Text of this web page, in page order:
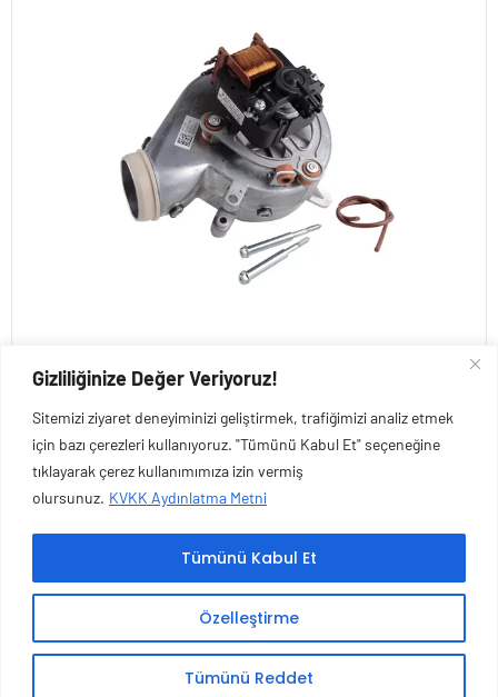
Gizliliğinize Değer Veriyoruz!
Sitemizi ziyaret deneyiminizi geliştirmek, trafiğimizi analiz etmek
için bazı çerezleri kullanıyoruz. "Tümünü Kabul Et" seçeneğine
tıklayarak çerez kullanımımıza izin vermiş
olursunuz. KVKK Aydınlatma Metni
Özelleştirme
Tümünü Reddet
Tümünü Kabul Et
€48,51+ KDV
Copyright © 2026 Esen Isıtma Soğutma İnşaat Ltd Şti | Tüm Hakları Saklıdır.